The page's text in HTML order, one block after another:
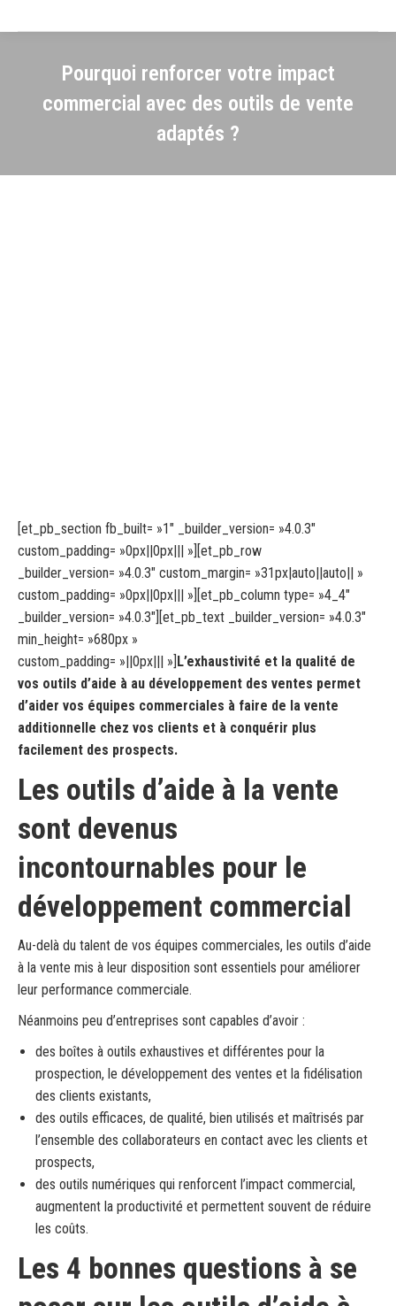
Pourquoi renforcer votre impact
commercial avec des outils de vente
adaptés ?
[et_pb_section fb_built= »1″ _builder_version= »4.0.3″
custom_padding= »0px||0px||| »][et_pb_row
_builder_version= »4.0.3″ custom_margin= »31px|auto||auto|| »
custom_padding= »0px||0px||| »][et_pb_column type= »4_4″
_builder_version= »4.0.3″][et_pb_text _builder_version= »4.0.3″
min_height= »680px »
custom_padding= »||0px||| »]L’exhaustivité et la qualité de
vos outils d’aide à au développement des ventes permet
d’aider vos équipes commerciales à faire de la vente
additionnelle chez vos clients et à conquérir plus
facilement des prospects.
Les outils d’aide à la vente
sont devenus
incontournables pour le
développement commercial
Au-delà du talent de vos équipes commerciales, les outils d’aide
à la vente mis à leur disposition sont essentiels pour améliorer
leur performance commerciale.
Néanmoins peu d’entreprises sont capables d’avoir :
des boîtes à outils exhaustives et différentes pour la
prospection, le développement des ventes et la fidélisation
des clients existants,
des outils efficaces, de qualité, bien utilisés et maîtrisés par
l’ensemble des collaborateurs en contact avec les clients et
prospects,
des outils numériques qui renforcent l’impact commercial,
augmentent la productivité et permettent souvent de réduire
les coûts.
Les 4 bonnes questions à se